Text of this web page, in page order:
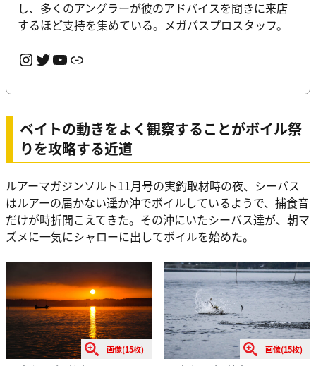
し、多くのアングラーが彼のアドバイスを聞きに来店
するほど支持を集めている。メガバスプロスタッフ。
InstagramTwitter YouTube リンク
ベイトの動きをよく観察することがボイル祭
りを攻略する近道
ルアーマガジンソルト11月号の実釣取材時の夜、シーバス
はルアーの届かない遥か沖でボイルしているようで、捕食音
だけが時折聞こえてきた。その沖にいたシーバス達が、朝マ
ズメに一気にシャローに出してボイルを始めた。
画像(15枚) 画像(15枚)